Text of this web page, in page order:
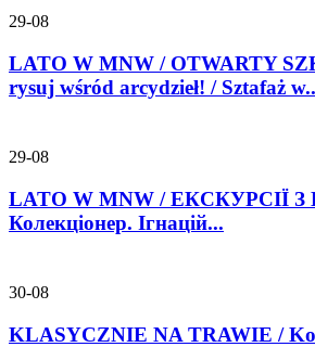
29-08
LATO W MNW / OTWARTY
rysuj wśród arcydzieł! / Sztafaż
29-08
LATO W MNW / ЕКСКУРСІЇ
Колекціонер. Ігнацій...
30-08
KLASYCZNIE NA TRAWIE /